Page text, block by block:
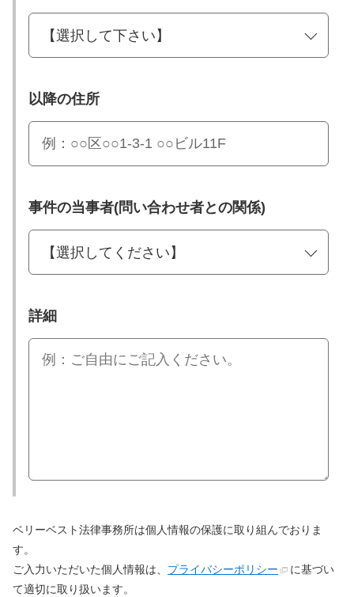
以降の住所
事件の当事者(問い合わせ者との関係)
詳細
ベリーベスト法律事務所は個人情報の保護に取り組んでおりま
す。
ご入力いただいた個人情報は、 プライバシーポリシー
に基づい
て適切に取り扱います。